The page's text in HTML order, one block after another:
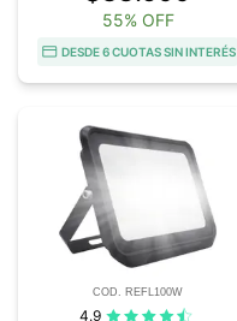
55% OFF
DESDE 6 CUOTAS SIN INTERÉS
COD. REFL100W
4.9